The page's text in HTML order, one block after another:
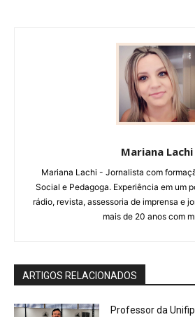
Mariana Lachi
Mariana Lachi - Jornalista com
Social e Pedagoga. Experiência em um
rádio, revista, assessoria de imprensa e
mais de 20 anos com
ARTIGOS RELACIONADOS
Professor da